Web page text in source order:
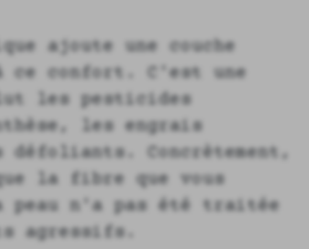
ajoute une couche
ce confort. C'est une
les pesticides
les engrais
défoliants. Concrètement,
la fibre que vous
peau n'a pas été traitée
agressifs.